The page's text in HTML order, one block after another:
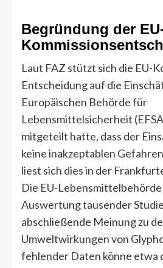
Begründung der
Laut FAZ stützt sich die EU-
Entscheidung auf die
Europäischen Behörde für
Lebensmittelsicherheit
mitgeteilt hatte, dass der
keine inakzeptablen
liest sich dies in der
Die EU-
Auswertung tausender
abschließende Meinung zu
Umweltwirkungen von
fehlender Daten könne etwa